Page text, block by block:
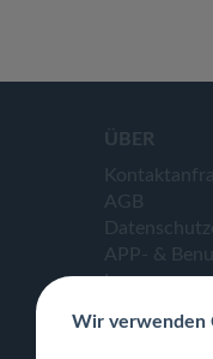
ÜBER
AGB
APP- &
Impressum
Wir verwenden